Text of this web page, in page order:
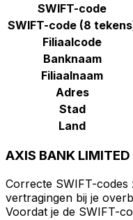
SWIFT-code
SWIFT-code (8
Filiaalcode
Banknaam
Filiaalnaam
Adres
Stad
Land
AXIS BANK
Correcte SWIFT-
vertragingen bij je
Voordat je de SWIFT-